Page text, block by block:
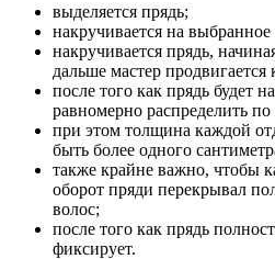
выделяется прядь;
накручивается на
накручивается прядь,
дальше мастер продвигается
после того как прядь будет
равномерно распределить
при этом толщина каждой
быть более одного
также крайне важно, чтобы
оборот пряди перекрывал
волос;
после того как прядь
фиксирует.